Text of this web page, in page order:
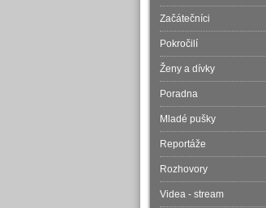
Začátečníci
Pokročilí
Ženy a dívky
Poradna
Mladé pušky
Reportáže
Rozhovory
Videa - stream